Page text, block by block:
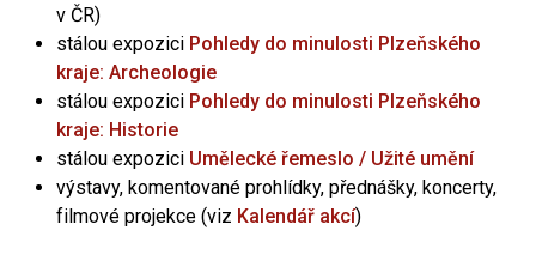
v ČR)
stálou expozici Pohledy do minulosti Plzeňského
kraje: Archeologie
stálou expozici Pohledy do minulosti Plzeňského
kraje: Historie
stálou expozici Umělecké řemeslo / Užité umění
výstavy, komentované prohlídky, přednášky, koncerty,
filmové projekce (viz Kalendář akcí)